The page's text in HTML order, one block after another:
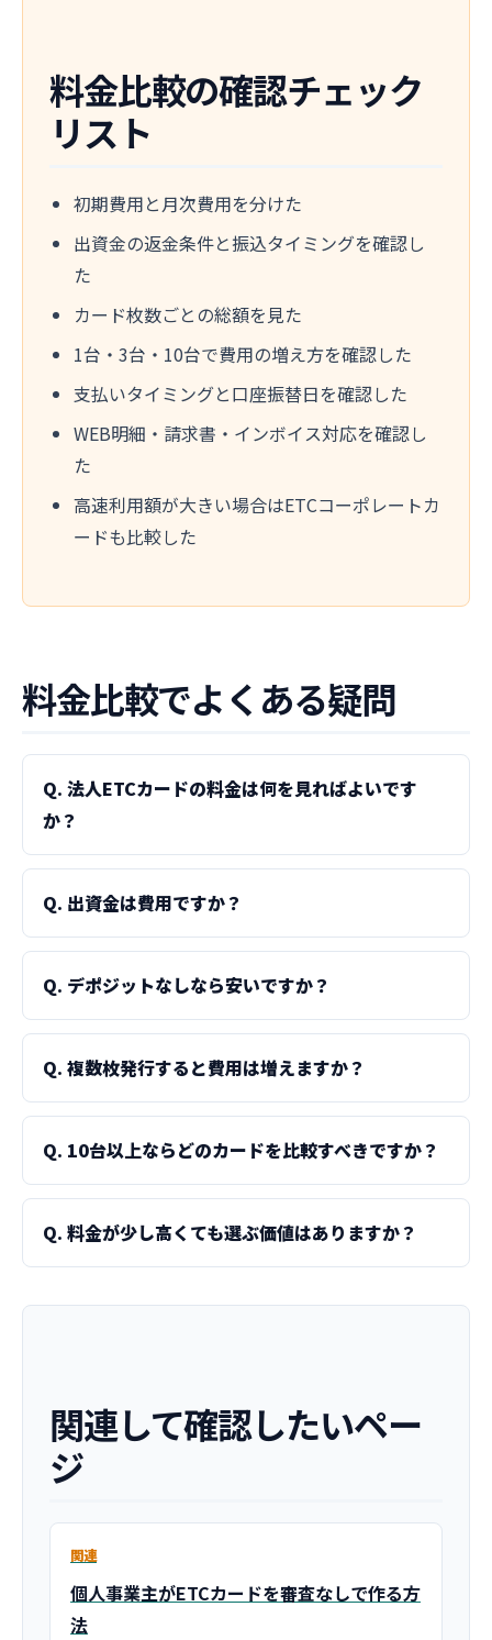
料金比較の確認チェック
リスト
初期費用と月次費用を分けた
出資金の返金条件と振込タイミングを確認し
た
カード枚数ごとの総額を見た
1台・3台・10台で費用の増え方を確認した
支払いタイミングと口座振替日を確認した
WEB明細・請求書・インボイス対応を確認し
た
高速利用額が大きい場合はETCコーポレートカ
ードも比較した
料金比較でよくある疑問
Q. 法人ETCカードの料金は何を見ればよいです
か？
Q. 出資金は費用ですか？
Q. デポジットなしなら安いですか？
Q. 複数枚発行すると費用は増えますか？
Q. 10台以上ならどのカードを比較すべきですか？
Q. 料金が少し高くても選ぶ価値はありますか？
関連して確認したいペー
ジ
関連
個人事業主がETCカードを審査なしで作る方
法